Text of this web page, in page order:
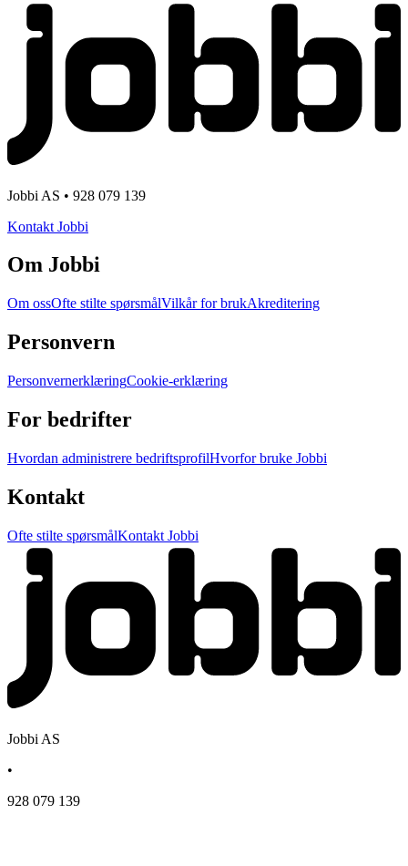
Jobbi AS • 928 079 139
Kontakt Jobbi
Om Jobbi
Om ossOfte stilte spørsmålVilkår for brukAkreditering
Personvern
PersonvernerklæringCookie-erklæring
For bedrifter
Hvordan administrere bedriftsprofilHvorfor bruke Jobbi
Kontakt
Ofte stilte spørsmålKontakt Jobbi
Jobbi AS
•
928 079 139